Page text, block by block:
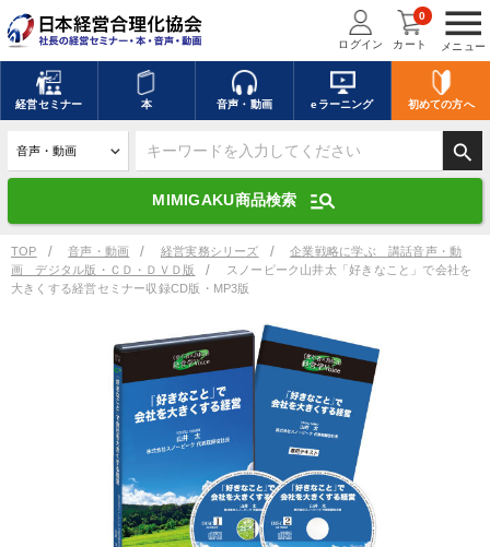
menu
メニュー
ログイン カート
0
経営セミナー 本 音声・動画 eラーニング 初めての方へ
search
MIMIGAKU商品検索 manage_search
キーワードを入力して探す
デジタル版対応のみ検索結果に表示する
search 上記の条件で検索
講演収録物を探す
全国経営者セミナー講演収録物（全1315タイトル）からお探しいただけ
優秀各社の智恵と戦略 事業家のロマンと経営
TOP 音声・動画 経営実務シリーズ
企業戦略に学ぶ 講話音声・動
画 デジタル版・ＣＤ・ＤＶＤ版
スノーピーク山井太「好きなこと」で会社を
大きくする経営セミナー収録CD版・MP3版